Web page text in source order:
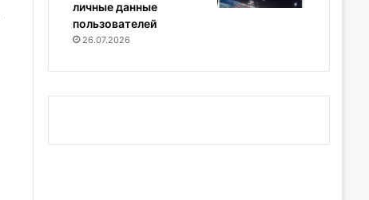
личные данные
пользователей
26.07.2026